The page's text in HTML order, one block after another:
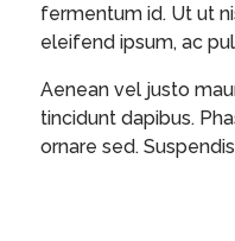
fermentum id. Ut ut
eleifend ipsum, ac
Aenean vel justo
tincidunt dapibus.
ornare sed.